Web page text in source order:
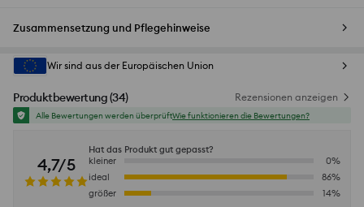
Zusammensetzung und Pflegehinweise
Wir sind aus der Europäischen Union
Produktbewertung(34) Rezensionen anzeigen
Alle Bewertungen werden überprüftWie funktionieren die Bewertungen?
4,7/5
Hat das Produkt gut gepasst?
kleiner
0%
ideal
86%
größer
14%